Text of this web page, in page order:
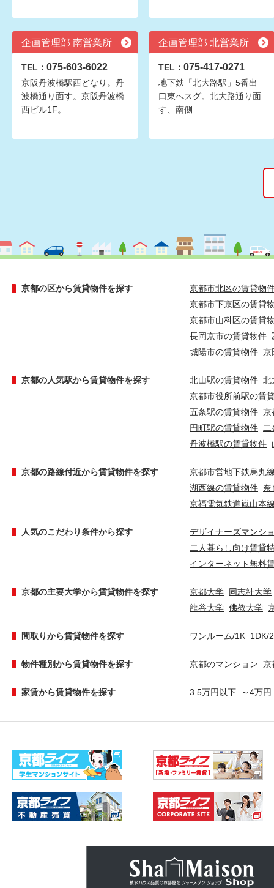
企画管理部 南営業所
TEL： 075-603-6022
京阪丹波橋駅西どなり。丹
波橋通り面す。京阪丹波橋
西ビル1F。
企画管理部 北営業所
TEL： 075-417-0271
地下鉄「北大路駅」5番出
口東へスグ。北大路通り面
す、南側
京都の区から賃貸物件を探す
京都市北区の賃貸物
京都市下京区の賃貸
京都市山科区の賃貸
長岡京市の賃貸物件
城陽市の賃貸物件 京
京都の人気駅から賃貸物件を探す 北山駅の賃貸物件 北
京都市役所前駅の賃
五条駅の賃貸物件 京
円町駅の賃貸物件
丹波橋駅の賃貸物件
京都の路線付近から賃貸物件を探す
京都市営地下鉄烏丸
湖西線の賃貸物件 奈
京福電気鉄道嵐山本
人気のこだわり条件から探す
デザイナーズマンシ
二人暮らし向け賃貸
インターネット無料
京都の主要大学から賃貸物件を探す 京都大学 同志社大学
龍谷大学 佛教大学
間取りから賃貸物件を探す ワンルーム/1K 1DK/
物件種別から賃貸物件を探す 京都のマンション 京
家賃から賃貸物件を探す 3.5万円以下 ～4万円